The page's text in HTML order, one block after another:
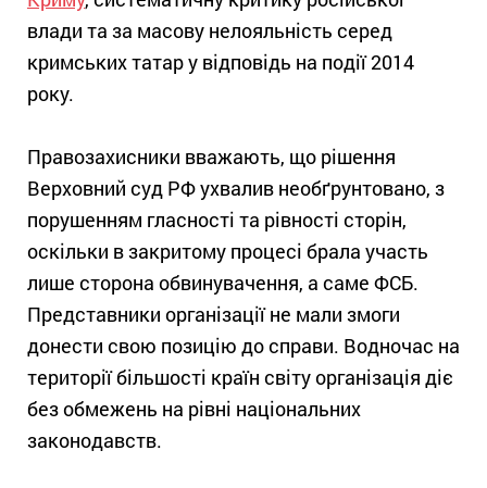
влади та за масову нелояльність серед
кримських татар у відповідь на події 2014
року.
Правозахисники вважають, що рішення
Верховний суд РФ ухвалив необґрунтовано, з
порушенням гласності та рівності сторін,
оскільки в закритому процесі брала участь
лише сторона обвинувачення, а саме ФСБ.
Представники організації не мали змоги
донести свою позицію до справи. Водночас на
території більшості країн світу організація діє
без обмежень на рівні національних
законодавств.